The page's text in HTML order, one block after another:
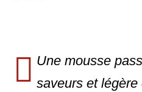
Une mousse
saveurs et